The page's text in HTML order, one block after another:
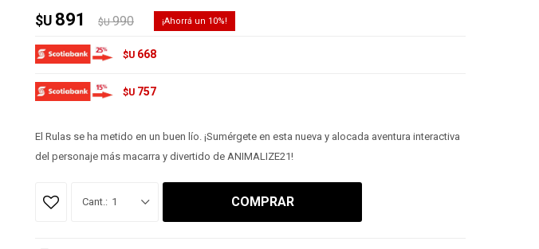
$U 891 $U 990 10
$U 668
$U 757
El Rulas se ha metido en un buen lío. ¡Sumérgete en esta nueva y alocada aventura interactiva
del personaje más macarra y divertido de ANIMALIZE21!
1 COMPRAR